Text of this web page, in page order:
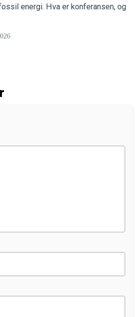
energi. Hva er konferansen, og